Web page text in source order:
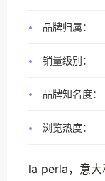
品牌归属：
销量级别：
品牌知名度：
浏览热度：
la perla，意大